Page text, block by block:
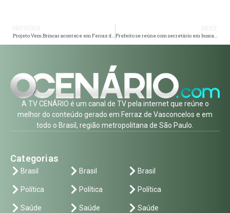
Projeto Vem Brincar acontece em Ferraz de Vasconcelos nos próximos dois fins de semana. Prefeito se reúne com secretário em busca de avanços para a Habitação
A TV CENÁRIO é um canal de TV pela internet que reúne o
melhor do conteúdo gerado em Ferraz de Vasconcelos e em
todo o Brasil, região metropolitana de São Paulo.
Categorias
Brasil
Política
Saúde
Brasil
Política
Saúde
Brasil
Política
Saúde